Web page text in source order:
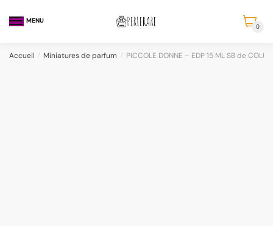
MENU
0
Accueil / Miniatures de parfum / PICCOLE DONNE – EDP 15 ML SB de